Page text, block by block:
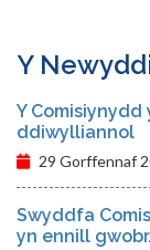
Y
Y
ddiwylliannol
29 Gorffennaf
Swyddfa
yn ennill